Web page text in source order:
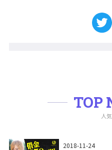
TOP
人
2018-11-24